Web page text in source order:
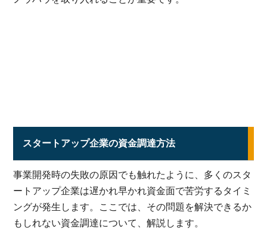
スタートアップ企業の資金調達方法
事業開発時の失敗の原因でも触れたように、多くのスタ
ートアップ企業は遅かれ早かれ資金面で苦労するタイミ
ングが発生します。ここでは、その問題を解決できるか
もしれない資金調達について、解説します。